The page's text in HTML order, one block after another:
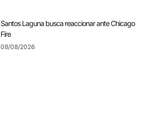
Santos Laguna busca reaccionar ante Chicago
Fire
08/08/2026